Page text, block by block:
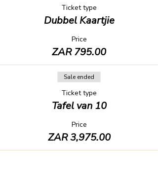
Ticket type
Dubbel Kaartjie
Price
ZAR 795.00
Sale ended
Ticket type
Tafel van 10
Price
ZAR 3,975.00